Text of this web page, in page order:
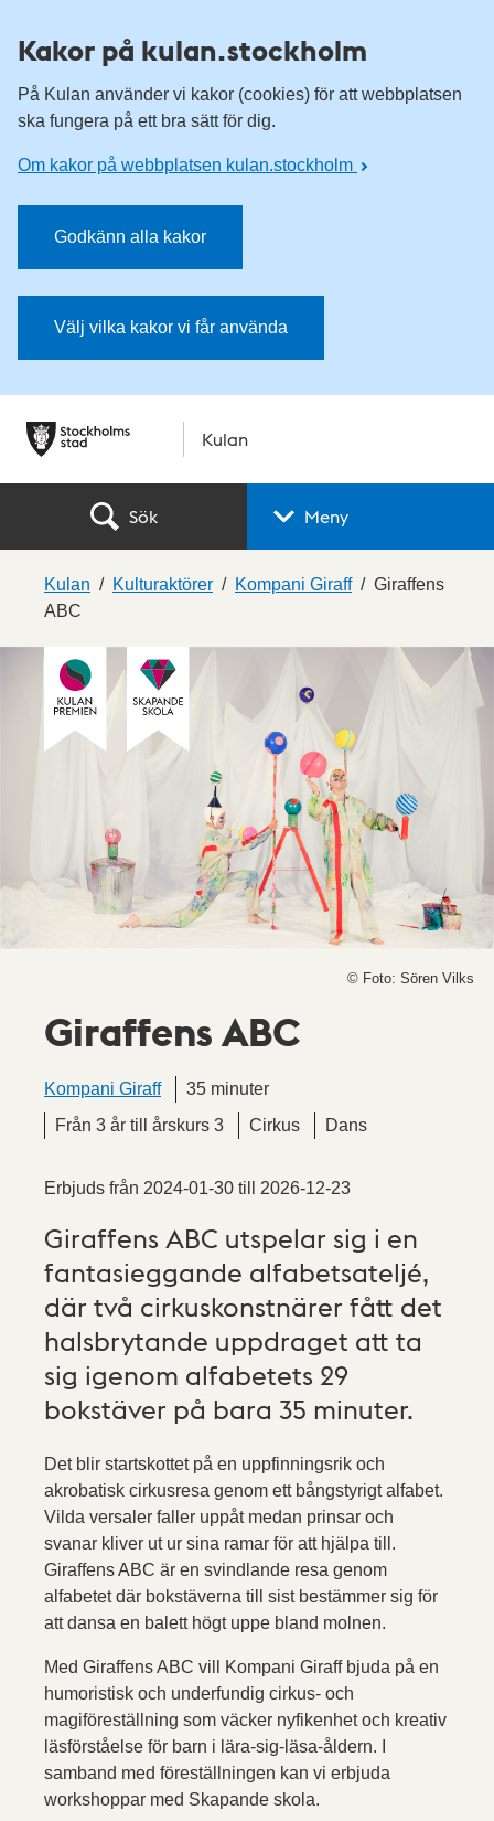
Kakor på kulan.stockholm
På Kulan använder vi kakor (cookies) för att webbplatsen
ska fungera på ett bra sätt för dig.
Om kakor på webbplatsen kulan.stockholm
Godkänn alla kakor
Välj vilka kakor vi får använda
Kulan
Sök Meny
Kulan Kulturaktörer Kompani Giraff
Giraffens
ABC
© Foto: Sören Vilks
Giraffens ABC
Kompani Giraff
35 minuter
Från 3 år till årskurs 3
Cirkus Dans
Erbjuds från 2024-01-30 till 2026-12-23
Giraffens ABC utspelar sig i en
fantasieggande alfabetsateljé,
där två cirkuskonstnärer fått det
halsbrytande uppdraget att ta
sig igenom alfabetets 29
bokstäver på bara 35 minuter.
Det blir startskottet på en uppfinningsrik och
akrobatisk cirkusresa genom ett bångstyrigt alfabet.
Vilda versaler faller uppåt medan prinsar och
svanar kliver ut ur sina ramar för att hjälpa till.
Giraffens ABC är en svindlande resa genom
alfabetet där bokstäverna till sist bestämmer sig för
att dansa en balett högt uppe bland molnen.
Med Giraffens ABC vill Kompani Giraff bjuda på en
humoristisk och underfundig cirkus- och
magiföreställning som väcker nyfikenhet och kreativ
läsförståelse för barn i lära-sig-läsa-åldern. I
samband med föreställningen kan vi erbjuda
workshoppar med Skapande skola.